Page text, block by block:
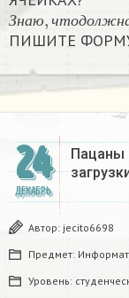
З н а ю чт о д ол жн
З наю,чтод
ПИШИТЕ
24
ДЕКАБРЬ
Пацаны
Автор: jecito6698
Предмет:
Уровень: